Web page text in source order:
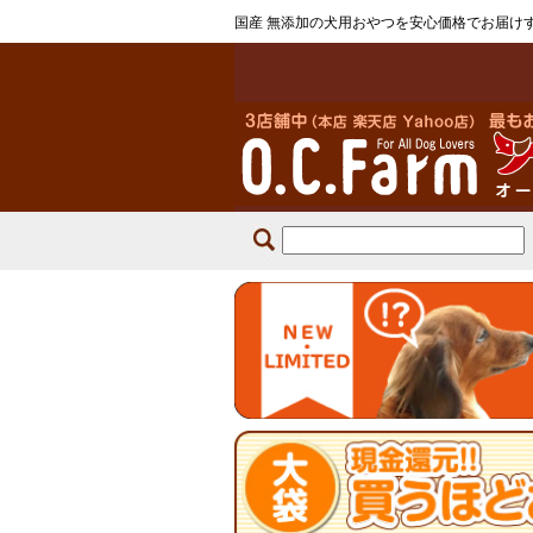
国産 無添加の犬用おやつを安心価格でお届け